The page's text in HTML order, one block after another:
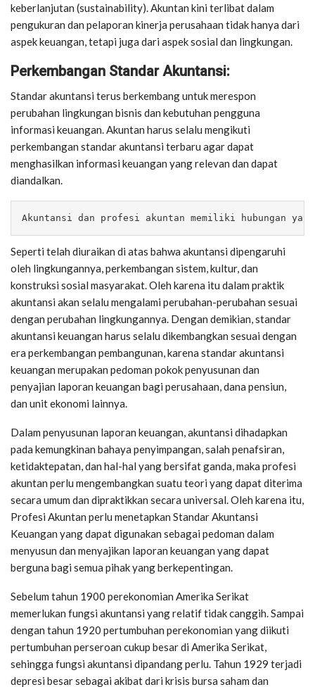
keberlanjutan (sustainability). Akuntan kini terlibat dalam
pengukuran dan pelaporan kinerja perusahaan tidak hanya dari
aspek keuangan, tetapi juga dari aspek sosial dan lingkungan.
Perkembangan Standar Akuntansi:
Standar akuntansi terus berkembang untuk merespon
perubahan lingkungan bisnis dan kebutuhan pengguna
informasi keuangan. Akuntan harus selalu mengikuti
perkembangan standar akuntansi terbaru agar dapat
menghasilkan informasi keuangan yang relevan dan dapat
diandalkan.
Akuntansi dan profesi akuntan memiliki hubungan
Seperti telah diuraikan di atas bahwa akuntansi dipengaruhi
oleh lingkungannya, perkembangan sistem, kultur, dan
konstruksi sosial masyarakat. Oleh karena itu dalam praktik
akuntansi akan selalu mengalami perubahan-perubahan sesuai
dengan perubahan lingkungannya. Dengan demikian, standar
akuntansi keuangan harus selalu dikembangkan sesuai dengan
era perkembangan pembangunan, karena standar akuntansi
keuangan merupakan pedoman pokok penyusunan dan
penyajian laporan keuangan bagi perusahaan, dana pensiun,
dan unit ekonomi lainnya.
Dalam penyusunan laporan keuangan, akuntansi dihadapkan
pada kemungkinan bahaya penyimpangan, salah penafsiran,
ketidaktepatan, dan hal-hal yang bersifat ganda, maka profesi
akuntan perlu mengembangkan suatu teori yang dapat diterima
secara umum dan dipraktikkan secara universal. Oleh karena itu,
Profesi Akuntan perlu menetapkan Standar Akuntansi
Keuangan yang dapat digunakan sebagai pedoman dalam
menyusun dan menyajikan laporan keuangan yang dapat
berguna bagi semua pihak yang berkepentingan.
Sebelum tahun 1900 perekonomian Amerika Serikat
memerlukan fungsi akuntansi yang relatif tidak canggih. Sampai
dengan tahun 1920 pertumbuhan perekonomian yang diikuti
pertumbuhan perseroan cukup besar di Amerika Serikat,
sehingga fungsi akuntansi dipandang perlu. Tahun 1929 terjadi
depresi besar sebagai akibat dari krisis bursa saham dan